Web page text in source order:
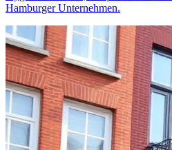
Hamburger Unternehmen.